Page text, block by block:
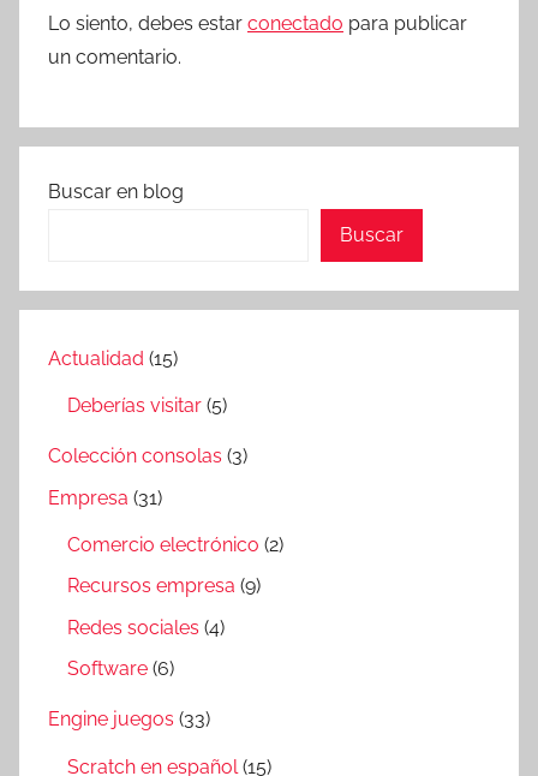
Lo siento, debes estar conectado para publicar
un comentario.
Buscar en blog
Buscar
Actualidad (15)
Deberías visitar (5)
Colección consolas (3)
Empresa (31)
Comercio electrónico (2)
Recursos empresa (9)
Redes sociales (4)
Software (6)
Engine juegos (33)
Scratch en español (15)